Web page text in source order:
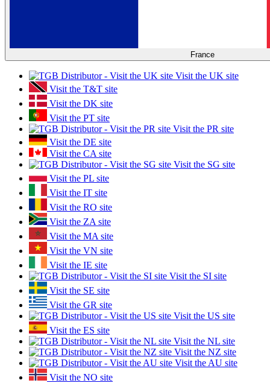
France
Visit the UK site
Visit the T&T site
Visit the DK site
Visit the PT site
Visit the PR site
Visit the DE site
Visit the CA site
Visit the SG site
Visit the PL site
Visit the IT site
Visit the RO site
Visit the ZA site
Visit the MA site
Visit the VN site
Visit the IE site
Visit the SI site
Visit the SE site
Visit the GR site
Visit the US site
Visit the ES site
Visit the NL site
Visit the NZ site
Visit the AU site
Visit the NO site